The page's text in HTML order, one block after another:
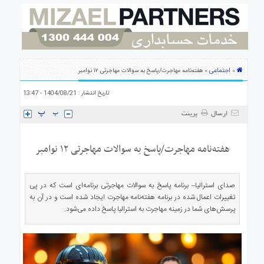
استرالیا
ارتباط» اجتماعی» هفته‌نامه مهاجرت/پاسخ به سوالات مهاجرتی ۱۲ نوامبر
تاریخ انتشار : 1404/08/21 - 13:47
ارسال پرینت
هفته‌نامه مهاجرت/پاسخ به سوالات مهاجرتی ۱۲ نوامبر
صدای استرالیا– برنامه پاسخ به سوالات مهاجرتی برنامه‌ای است که در پی
تغییرات اعمال شده در برنامه هفته‌نامه مهاجرت ایجاد شده است و در آن به
پرسش‌های شما در زمینه مهاجرت به استرالیا پاسخ داده می‌شود.